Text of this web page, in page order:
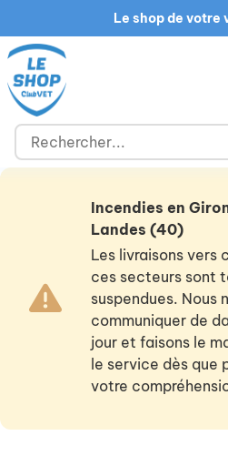
Le shop de votre
Incendies en
Landes (40)
Les livraisons vers
ces secteurs sont
suspendues. Nous
communiquer de
jour et faisons le
le service dès que
votre